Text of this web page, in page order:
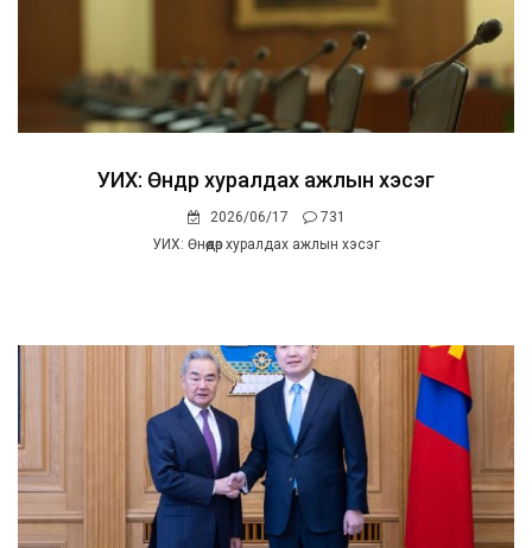
УИХ: Өнөөдөр хуралдах ажлын хэсэг
2026/06/17
731
УИХ: Өнөөдөр хуралдах ажлын хэсэг